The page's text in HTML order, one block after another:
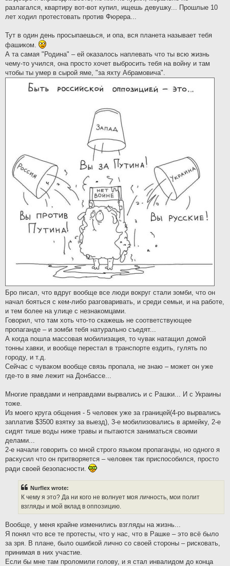
разлагался, квартиру вот-вот купил, ищешь девушку... Прошлые 10
лет ходил протестовать против Фюрера...
Тут в один день просыпаешься, и опа, вся планета называет тебя
фашиком.
А та самая "Родина" – ей оказалось наплевать что ты всю жизнь
чему-то учился, она просто хочет выбросить тебя на войну и там
чтобы ты умер в сырой яме, "за яхту Абрамовича".
Бро писал, что вдруг вообще все люди вокруг стали зомби, что он
начал бояться с кем-либо разговаривать, и среди семьи, и на работе,
и тем более на улице с незнакомцами.
Говорил, что там хоть что-то скажешь не соответствующее
пропаганде – и зомби тебя натурально съедят...
А когда пошла массовая мобилизация, то чувак натащил домой
тонны хавки, и вообще перестал в транспорте ездить, гулять по
городу, и т.д.
Сейчас с чуваком вообще связь пропала, не знаю – может он уже
где-то в яме лежит на Донбассе...
Многие правдами и неправдами вырвались и с Рашки... И с Украины
тоже.
Из моего круга общения - 5 человек уже за границей(4-ро вырвались
заплатив $3500 взятку за выезд), 3-е мобилизовались в армейку, 2-е
сидят тише воды ниже травы и пытаются заниматься своими
делами...
2-е начали говорить со мной строго языком пропаганды, но одного я
раскусил что он притворяется – человек так приспособился, просто
ради своей безопасности.
Nurflex wrote:
К чему я это? Да ни кого не волнует моя личность, мои полит
взгляды и мой вклад в оппозицию.
Вообще, у меня крайне изменились взгляды на жизнь...
Я понял что все те протесты, что у нас, что в Рашке – это всё было
за зря. В плане, было ошибкой лично со своей стороны – рисковать,
принимая в них участие.
Если бы мне там проломили голову, и я стал инвалидом до конца